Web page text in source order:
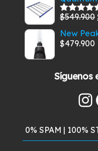
Valorado
5
$549.900
New
$479.900
Síguenos
0% SPAM | 100%